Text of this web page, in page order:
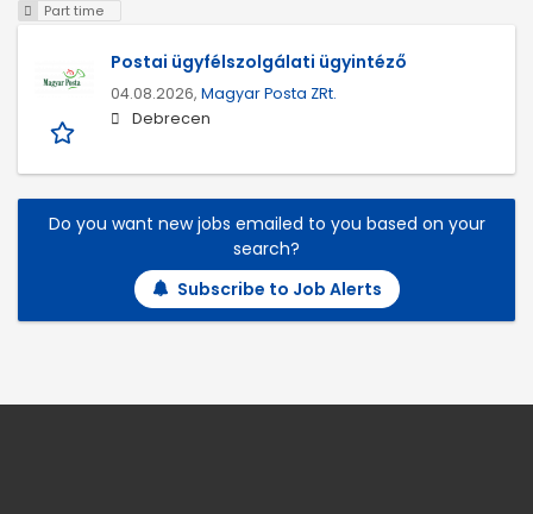
Part time
Postai ügyfélszolgálati ügyintéző
04.08.2026, Magyar Posta ZRt.
Debrecen
Do you want new jobs emailed to you based on your
search?
Subscribe to Job Alerts